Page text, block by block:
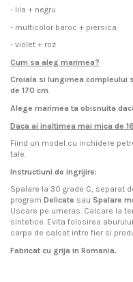
- lila + negru
- multicolor baroc + piersica
- violet + roz
Cum sa aleg marimea?
Croiala si lungimea compleului
de 170 cm.
Alege marimea ta obisnuita
Daca ai inaltimea mai mica de
Fiind un model cu inchidere
tale.
Instructiuni de ingrijire:
Spalare la 30 grade C, separat
program Delicate sau Spalare
Uscare pe umeras. Calcare la
sintetice. Evita folosirea
carpa de calcat intre fier si
Fabricat cu grija in Romania.